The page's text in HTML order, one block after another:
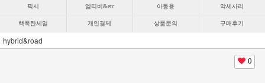
픽시 엠티비&etc 아동용 악세사리
핵폭탄세일 개인결제 상품문의 구매후기
hybrid&road
0